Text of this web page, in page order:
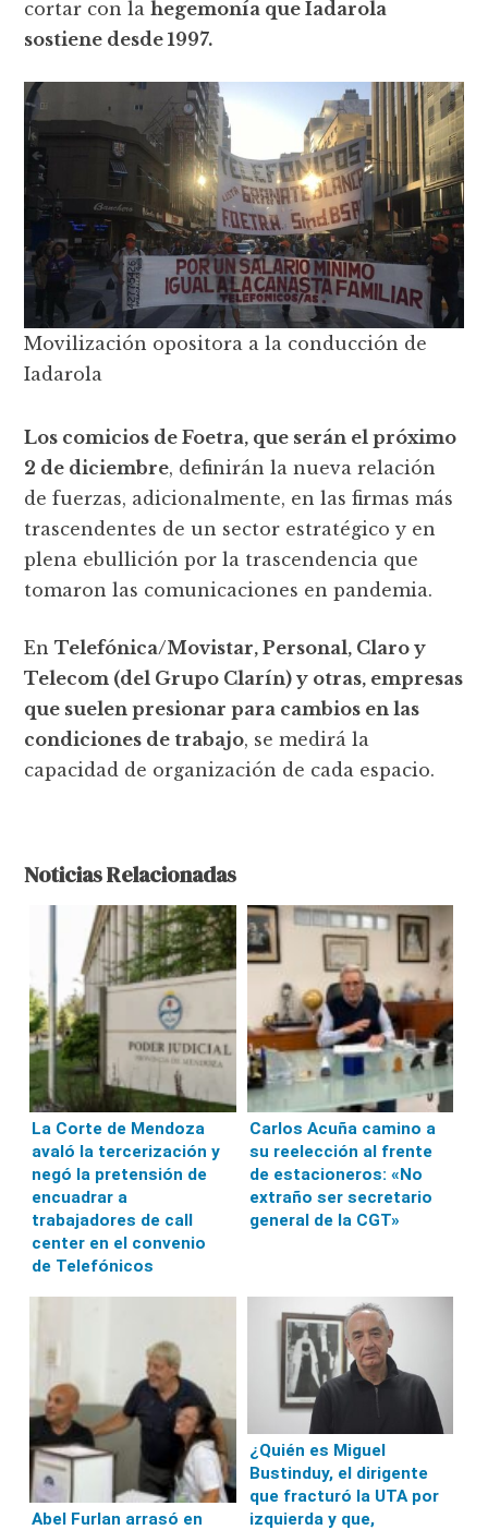
cortar con lahegemonía que Iadarola
sostiene desde 1997.
Movilización opositora a la conducción de
Iadarola
Los comicios de Foetra, que serán el próximo
2 de diciembre, definirán la nueva relación
de fuerzas, adicionalmente, en las firmas más
trascendentes de un sector estratégico y en
plena ebullición por la trascendencia que
tomaron las comunicaciones en pandemia.
EnTelefónica/Movistar, Personal, Claro y
Telecom (del Grupo Clarín) y otras, empresas
que suelen presionar para cambios en las
condiciones de trabajo, se medirá la
capacidad de organización de cada espacio.
Noticias Relacionadas
La Corte de Mendoza
avaló la tercerización y
negó la pretensión de
encuadrar a
trabajadores de call
center en el convenio
de Telefónicos
Carlos Acuña camino a
su reelección al frente
de estacioneros: «No
extraño ser secretario
general de la CGT»
Abel Furlan arrasó en
¿Quién es Miguel
Bustinduy, el dirigente
que fracturó la UTA por
izquierda y que,